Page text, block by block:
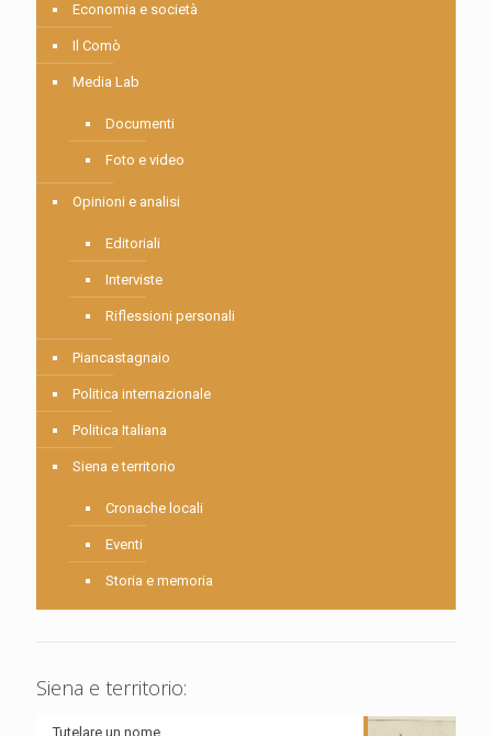
Economia e società
Il Comò
Media Lab
Documenti
Foto e video
Opinioni e analisi
Editoriali
Interviste
Riflessioni personali
Piancastagnaio
Politica internazionale
Politica Italiana
Siena e territorio
Cronache locali
Eventi
Storia e memoria
Siena e territorio:
Tutelare un nome